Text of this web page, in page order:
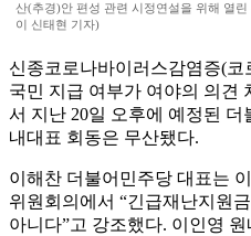
산(추경)안 편성 관련 시정연설을 위해 열
이 신태현 기자)
신종코로나바이러스감염증(코
국민 지급 여부가 여야의 의견
서 지난 20일 오후에 예정된
내대표 회동은 무산됐다.
이해찬 더불어민주당 대표는
위원회의에서 “긴급재난지원
아니다”고 강조했다. 이인영